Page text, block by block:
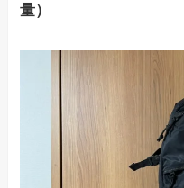
量）